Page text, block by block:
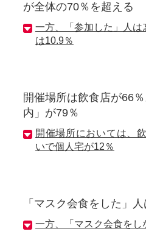
が全体の70％を超える
一方、「参加した」人
は10.9％
開催場所は飲食店が66
内」が79％
開催場所においては、
いで個人宅が12％
「マスク会食をした」
一方、「マスク会食をし